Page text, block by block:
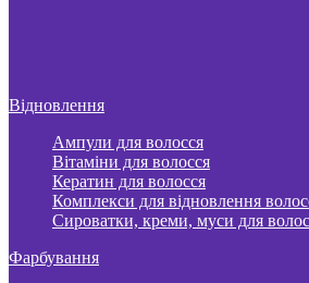
Відновлення
Ампули для волосся
Вітаміни для волосся
Кератин для волосся
Комплекси для відновлення
Сироватки, креми, муси для
Фарбування